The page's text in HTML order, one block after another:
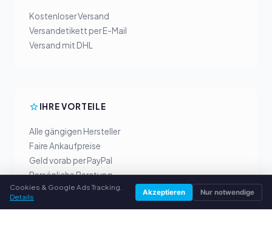
Kostenloser Versand
Versandetikett per E-Mail
Versand mit DHL
IHRE VORTEILE
Alle gängigen Hersteller
Faire Ankaufpreise
Geld vorab per PayPal
Persönliche Beratung
Cookies & Google Ads Tracking.
Details
Akzeptieren Nur notwendige